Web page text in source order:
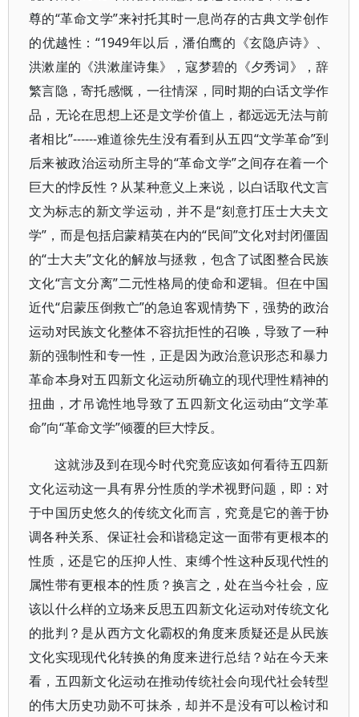
尊的“革命文学”来衬托其时一息尚存的古典文学创作
的优越性：“1949年以后，潘伯鹰的《玄隐庐诗》、
洪漱崖的《洪漱崖诗集》，寇梦碧的《夕秀词》，辞
繁言隐，寄托感慨，一往情深，同时期的白话文学作
品，无论在思想上还是文学价值上，都远远无法与前
者相比”------难道徐先生没有看到从五四“文学革命”到
后来被政治运动所主导的“革命文学”之间存在着一个
巨大的悖反性？从某种意义上来说，以白话取代文言
文为标志的新文学运动，并不是“刻意打压士大夫文
学”，而是包括启蒙精英在内的“民间”文化对封闭僵固
的“士大夫”文化的解放与拯救，包含了试图整合民族
文化“言文分离”二元性格局的使命和逻辑。但在中国
近代“启蒙压倒救亡”的急迫客观情势下，强势的政治
运动对民族文化整体不容抗拒性的召唤，导致了一种
新的强制性和专一性，正是因为政治意识形态和暴力
革命本身对五四新文化运动所确立的现代理性精神的
扭曲，才吊诡性地导致了五四新文化运动由“文学革
命”向“革命文学”倾覆的巨大悖反。
这就涉及到在现今时代究竟应该如何看待五四新
文化运动这一具有界分性质的学术视野问题，即：对
于中国历史悠久的传统文化而言，究竟是它的善于协
调各种关系、保证社会和谐稳定这一面带有更根本的
性质，还是它的压抑人性、束缚个性这种反现代性的
属性带有更根本的性质？换言之，处在当今社会，应
该以什么样的立场来反思五四新文化运动对传统文化
的批判？是从西方文化霸权的角度来质疑还是从民族
文化实现现代化转换的角度来进行总结？站在今天来
看，五四新文化运动在推动传统社会向现代社会转型
的伟大历史功勋不可抹杀，却并不是没有可以检讨和